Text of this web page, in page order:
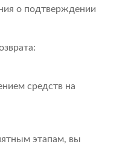
о подтверждении
средств на
этапам, вы